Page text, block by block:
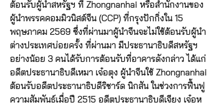
ต้อนรับผู้นำสหรัฐฯ ที่ Zhongnanhai หรือสำนักงานของ
ผู้นำพรรคคอมมิวนิสต์จีน (CCP) ที่กรุงปักกิ่งใน 15
พฤษภาคม 2569 ซึ่งที่ผ่านมาผู้นำจีนจะไม่ใช้ต้อนรับผู้นำ
ต่างประเทศบ่อยครั้ง ที่ผ่านมา มีประธานาธิบดีสหรัฐฯ
อย่างน้อย 3 คนได้รับการต้อนรับที่อาคารดังกล่าว ได้แก่
อดีตประธานาธิบดีเหมา เจ๋อตุง ผู้นำจีนใช้ Zhongnanhai
ต้อนรับอดีตประธานาธิบดีริชาร์ด นิกสัน ในช่วงการฟื้นฟู
ความสัมพันธ์เมื่อปี 2515 อดีตประธานาธิบดีเจียง เจ๋อห